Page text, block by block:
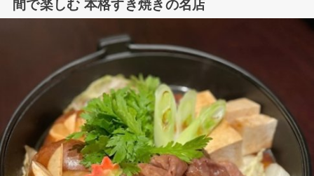
間で楽しむ 本格すき焼きの名店